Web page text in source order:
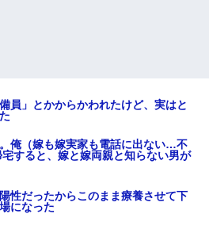
員」とかからかわれたけど、実はと
俺（嫁も嫁実家も電話に出ない…不
すると、嫁と嫁両親と知らない男が
性だったからこのまま療養させて下
になった